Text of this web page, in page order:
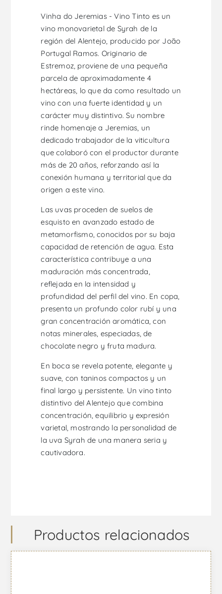
Vinha do Jeremias - Vino Tinto es un
vino monovarietal de Syrah de la
región del Alentejo, producido por João
Portugal Ramos. Originario de
Estremoz, proviene de una pequeña
parcela de aproximadamente 4
hectáreas, lo que da como resultado un
vino con una fuerte identidad y un
carácter muy distintivo. Su nombre
rinde homenaje a Jeremias, un
dedicado trabajador de la viticultura
que colaboró con el productor durante
más de 20 años, reforzando así la
conexión humana y territorial que da
origen a este vino.
Las uvas proceden de suelos de
esquisto en avanzado estado de
metamorfismo, conocidos por su baja
capacidad de retención de agua. Esta
característica contribuye a una
maduración más concentrada,
reflejada en la intensidad y
profundidad del perfil del vino. En copa,
presenta un profundo color rubí y una
gran concentración aromática, con
notas minerales, especiadas, de
chocolate negro y fruta madura.
En boca se revela potente, elegante y
suave, con taninos compactos y un
final largo y persistente. Un vino tinto
distintivo del Alentejo que combina
concentración, equilibrio y expresión
varietal, mostrando la personalidad de
la uva Syrah de una manera seria y
cautivadora.
Productos relacionados